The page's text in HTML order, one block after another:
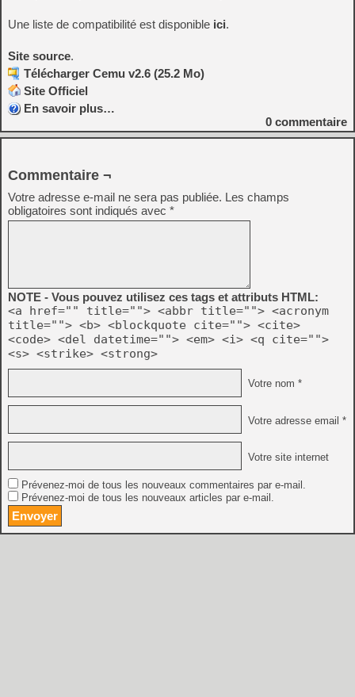
Une liste de compatibilité est disponible ici.
Site source.
Télécharger Cemu v2.6 (25.2 Mo)
Site Officiel
En savoir plus…
0 commentaire
Commentaire ¬
Votre adresse e-mail ne sera pas publiée. Les champs
obligatoires sont indiqués avec *
NOTE - Vous pouvez utilisez ces tags et attributs HTML:
<a href="" title=""> <abbr title=""> <acronym
title=""> <b> <blockquote cite=""> <cite>
<code> <del datetime=""> <em> <i> <q cite="">
<s> <strike> <strong>
Votre nom *
Votre adresse email *
Votre site internet
Prévenez-moi de tous les nouveaux commentaires par e-mail.
Prévenez-moi de tous les nouveaux articles par e-mail.